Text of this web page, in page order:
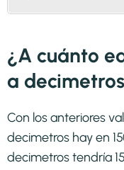
¿A cuánto
a
Con los anteriores
decimetros hay en
decimetros tendría